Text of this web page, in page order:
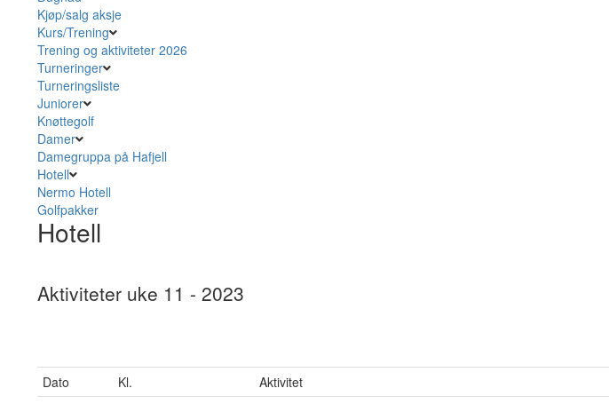
Kjøp/salg aksje
Kurs/Trening
Trening og aktiviteter 2026
Turneringer
Turneringsliste
Juniorer
Knøttegolf
Damer
Damegruppa på Hafjell
Hotell
Nermo Hotell
Golfpakker
Hotell
Aktiviteter uke 11 - 2023
Dato Kl. Aktivitet